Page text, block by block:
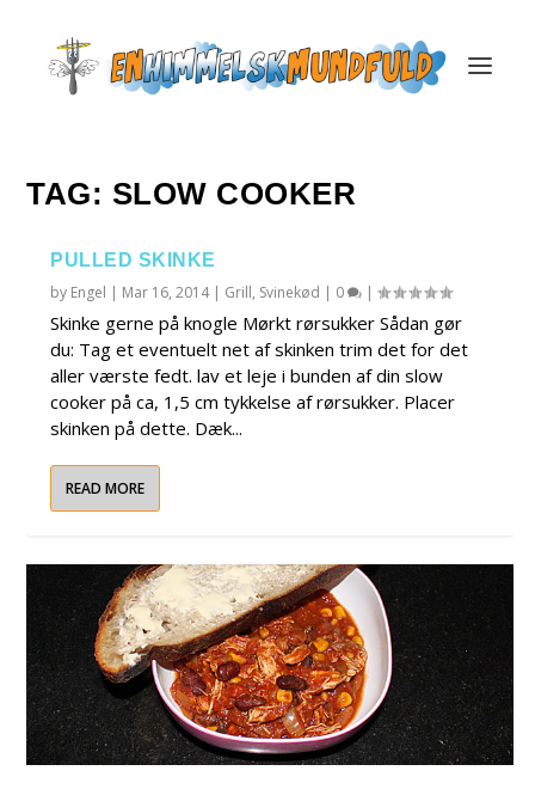
TAG: SLOW COOKER
PULLED SKINKE
by Engel | Mar 16, 2014| Grill, Svinekød | 0 |
Skinke gerne på knogle Mørkt rørsukker Sådan gør
du: Tag et eventuelt net af skinken trim det for det
aller værste fedt. lav et leje i bunden af din slow
cooker på ca, 1,5 cm tykkelse af rørsukker. Placer
skinken på dette. Dæk...
READ MORE